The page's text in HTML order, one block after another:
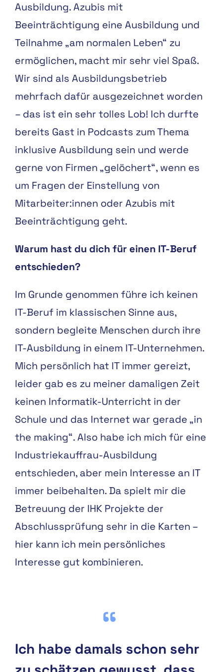
Ausbildung. Azubis mit
Beeinträchtigung eine Ausbildung und
Teilnahme „am normalen Leben“ zu
ermöglichen, macht mir sehr viel Spaß.
Wir sind als Ausbildungsbetrieb
mehrfach dafür ausgezeichnet worden
– das ist ein sehr tolles Lob! Ich durfte
bereits Gast in Podcasts zum Thema
inklusive Ausbildung sein und werde
gerne von Firmen „gelöchert“, wenn es
um Fragen der Einstellung von
Mitarbeiter:innen oder Azubis mit
Beeinträchtigung geht.
Warum hast du dich für einen IT-Beruf
entschieden?
Im Grunde genommen führe ich keinen
IT-Beruf im klassischen Sinne aus,
sondern begleite Menschen durch ihre
IT-Ausbildung in einem IT-Unternehmen.
Mich persönlich hat IT immer gereizt,
leider gab es zu meiner damaligen Zeit
keinen Informatik-Unterricht in der
Schule und das Internet war gerade „in
the making“. Also habe ich mich für eine
Industriekauffrau-Ausbildung
entschieden, aber mein Interesse an IT
immer beibehalten. Da spielt mir die
Betreuung der IHK Projekte der
Abschlussprüfung sehr in die Karten –
hier kann ich mein persönliches
Interesse gut kombinieren.
Ich habe damals schon sehr